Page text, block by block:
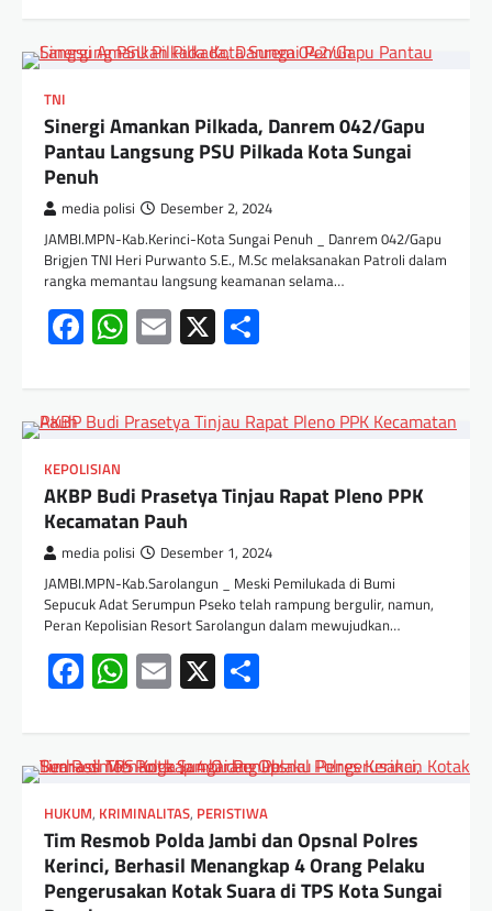
TNI
Sinergi Amankan Pilkada, Danrem 042/Gapu
Pantau Langsung PSU Pilkada Kota Sungai
Penuh
media polisi Desember 2, 2024
JAMBI.MPN-Kab.Kerinci-Kota Sungai Penuh _ Danrem 042/Gapu
Brigjen TNI Heri Purwanto S.E., M.Sc melaksanakan Patroli dalam
rangka memantau langsung keamanan selama…
Facebook
WhatsApp
Email
X
KEPOLISIAN
AKBP Budi Prasetya Tinjau Rapat Pleno PPK
Kecamatan Pauh
media polisi Desember 1, 2024
JAMBI.MPN-Kab.Sarolangun _ Meski Pemilukada di Bumi
Sepucuk Adat Serumpun Pseko telah rampung bergulir, namun,
Peran Kepolisian Resort Sarolangun dalam mewujudkan…
Facebook
WhatsApp
Email
X
HUKUM, KRIMINALITAS, PERISTIWA
Tim Resmob Polda Jambi dan Opsnal Polres
Kerinci, Berhasil Menangkap 4 Orang Pelaku
Pengerusakan Kotak Suara di TPS Kota Sungai